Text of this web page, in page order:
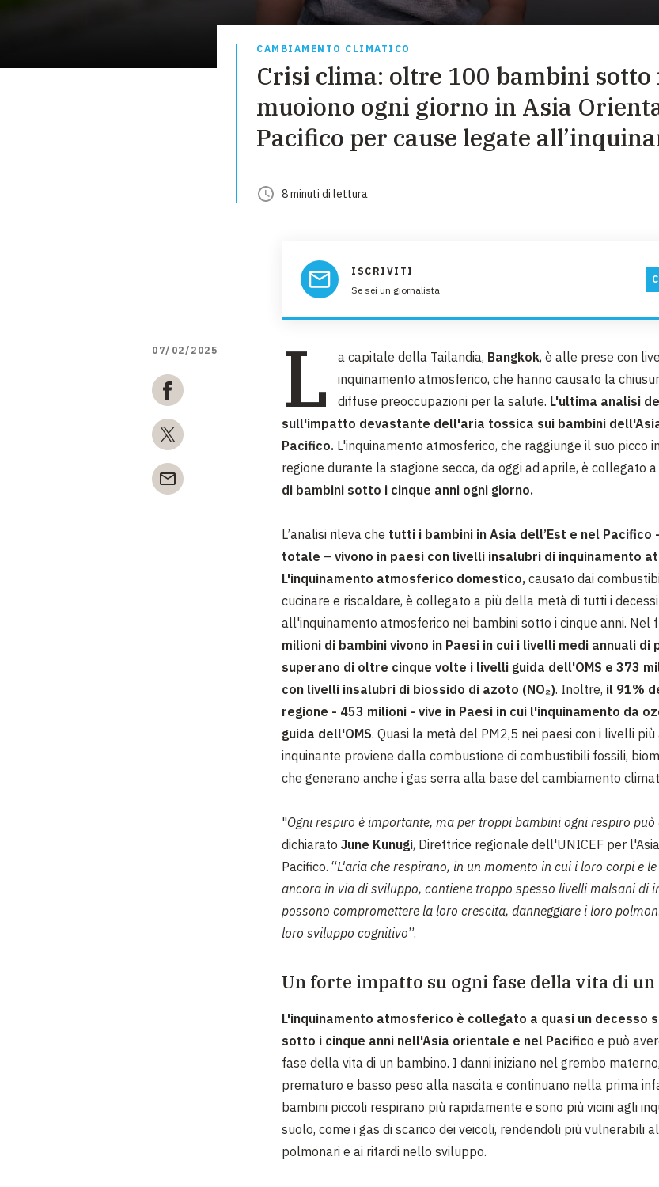
EMERGENZE
DIVERSI MODI PER DONARE. SCEGLI IL PIÙ
CAMBIAMENTO CLIMATICO
Crisi clima: oltre 100 bambini sotto
muoiono ogni giorno in Asia
Pacifico per cause legate
8minuti di lettura
ISCRIVITI
Se sei un giornalista
07/02/2025 L a capitale della Tailandia, Bangkok, è alle prese con
inquinamento atmosferico, che hanno causato la
diffuse preoccupazioni per la salute. L'ultima analisi
sull'impatto devastante dell'aria tossica sui bambini
Pacifico. L'inquinamento atmosferico, che raggiunge il suo picco
regione durante la stagione secca, da oggi ad aprile, è collegato a
di bambini sotto i cinque anni ogni giorno.
L’analisi rileva che tutti i bambini in Asia dell’Est e nel Pacifico
totale – vivono in paesi con livelli insalubri di inquinamento
L'inquinamento atmosferico domestico, causato dai
cucinare e riscaldare, è collegato a più della metà di tutti i
all'inquinamento atmosferico nei bambini sotto i cinque anni. Nel
milioni di bambini vivono in Paesi in cui i livelli medi annuali
superano di oltre cinque volte i livelli guida dell'OMS e 373
con livelli insalubri di biossido di azoto (NO₂). Inoltre, il 91%
regione - 453 milioni - vive in Paesi in cui l'inquinamento da
guida dell'OMS. Quasi la metà del PM2,5 nei paesi con i livelli
inquinante proviene dalla combustione di combustibili fossili,
che generano anche i gas serra alla base del cambiamento
"Ogni respiro è importante, ma per troppi bambini ogni respiro può
dichiarato June Kunugi, Direttrice regionale dell'UNICEF per
Pacifico. “L'aria che respirano, in un momento in cui i loro corpi e
ancora in via di sviluppo, contiene troppo spesso livelli malsani di
possono compromettere la loro crescita, danneggiare i loro
loro sviluppo cognitivo”.
Un forte impatto su ogni fase della vita di
L'inquinamento atmosferico è collegato a quasi un decesso
sotto i cinque anni nell'Asia orientale e nel Pacifico e può
fase della vita di un bambino. I danni iniziano nel grembo
prematuro e basso peso alla nascita e continuano nella prima
bambini piccoli respirano più rapidamente e sono più vicini agli
suolo, come i gas di scarico dei veicoli, rendendoli più vulnerabili
polmonari e ai ritardi nello sviluppo.